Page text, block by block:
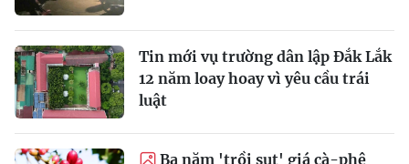
Tin mới vụ trường dân lập Đắk Lắk
12 năm loay hoay vì yêu cầu trái
luật
Ba năm 'trồi sụt' giá cà-phê